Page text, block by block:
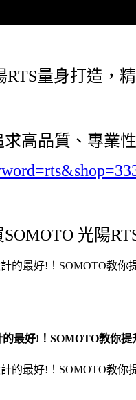
量身打造，
高品質、專業
光陽
最好!！SOMOTO教你提